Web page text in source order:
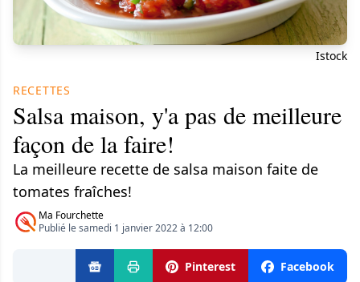
Istock
RECETTES
Salsa maison, y'a pas de meilleure
façon de la faire!
La meilleure recette de salsa maison faite de
tomates fraîches!
Ma Fourchette
Publié le samedi 1 janvier 2022 à 12:00
Pinterest Facebook